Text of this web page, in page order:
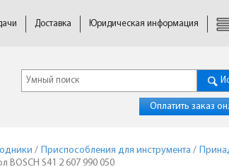
Доставка Юридическая информация
Оплатить заказ
/ Приспособления для инструмента /
BOSCH S41 2 607 990 050